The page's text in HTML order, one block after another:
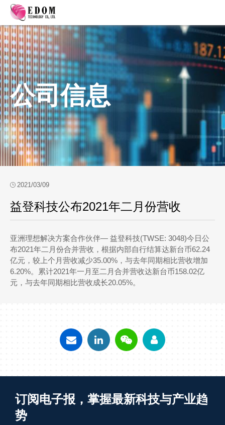
公司信息
2021/03/09
益登科技公布2021年二月份营收
亚洲理想解决方案合作伙伴― 益登科技(TWSE: 3048)今日公
布2021年二月份合并营收，根据内部自行结算达新台币62.24
亿元，较上个月营收减少35.00%，与去年同期相比营收增加
6.20%。累计2021年一月至二月合并营收达新台币158.02亿
元，与去年同期相比营收成长20.05%。
订阅电子报，掌握最新科技与产业趋
势